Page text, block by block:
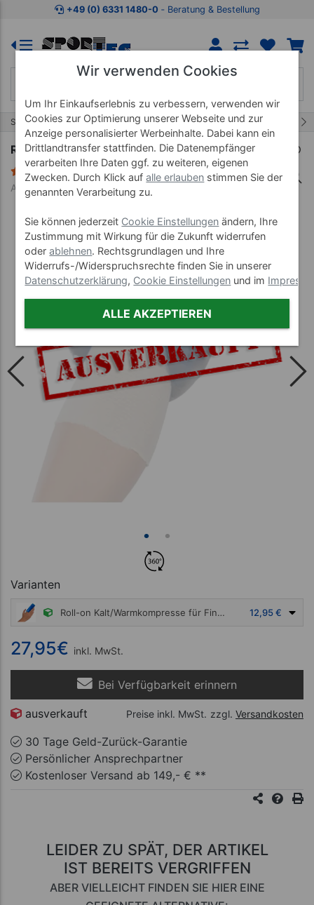
Zum Kaufbereich springen Zur Produktbeschreibung
+49 (0) 6331 1480-0 ‐ Beratung & Bestellung
Start Kalt-Warm Kompressen Kompressen
Roll-on Kalt/Warmkompresse für Knie, Ø 15 cm
2 Bewertungen
Art-Nr. 24346
Varianten
Roll-on Kalt/Warmkompresse für Finger, Ø 2,5 cm 12,95 €
27,95€ inkl. MwSt.
Bei Verfügbarkeit erinnern
ausverkauft Preise inkl. MwSt. zzgl. Versandkosten
30 Tage Geld-Zurück-Garantie
Persönlicher Ansprechpartner
Kostenloser Versand ab 149,- € **
LEIDER ZU SPÄT, DER ARTIKEL
IST BEREITS VERGRIFFEN
ABER VIELLEICHT FINDEN SIE HIER EINE
Wir verwenden Cookies
Um Ihr Einkaufserlebnis zu verbessern, verwenden wir
Cookies zur Optimierung unserer Webseite und zur
Anzeige personalisierter Werbeinhalte. Dabei kann ein
Drittlandtransfer stattfinden. Die Datenempfänger
verarbeiten Ihre Daten ggf. zu weiteren, eigenen
Zwecken. Durch Klick aufalle erlauben stimmen Sie der
genannten Verarbeitung zu.
Sie können jederzeit Cookie Einstellungen ändern, Ihre
Zustimmung mit Wirkung für die Zukunft widerrufen
oderablehnen. Rechtsgrundlagen und Ihre
Widerrufs-/Widerspruchsrechte finden Sie in unserer
Datenschutzerklärung, Cookie Einstellungen und im
ALLE AKZEPTIEREN